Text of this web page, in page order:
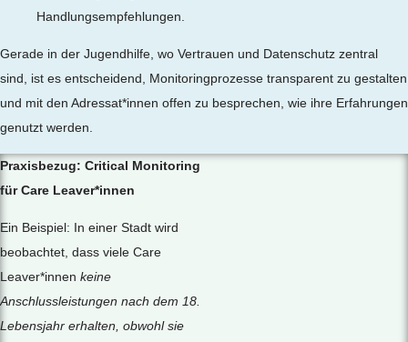
Handlungsempfehlungen.
Gerade in der Jugendhilfe, wo Vertrauen und Datenschutz zentral
sind, ist es entscheidend, Monitoringprozesse transparent zu gestalten
und mit den Adressat*innen offen zu besprechen, wie ihre Erfahrungen
genutzt werden.
Praxisbezug: Critical Monitoring
für Care Leaver*innen
Ein Beispiel: In einer Stadt wird
beobachtet, dass viele Care
Leaver*innen keine
Anschlussleistungen nach dem 18.
Lebensjahr erhalten, obwohl sie